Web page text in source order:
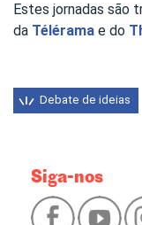
Estes jornadas são
da Télérama e do
Debate de ideias
Siga-nos